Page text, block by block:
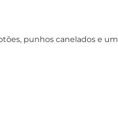
punhos canelados e um